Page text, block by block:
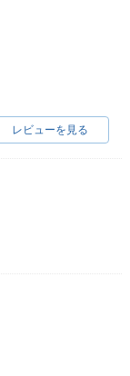
レビューを見る